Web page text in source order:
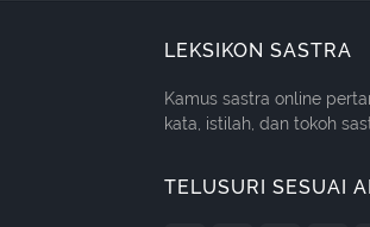
LEKSIKON SASTRA
Kamus sastra online
kata, istilah, dan tokoh
TELUSURI SESUAI